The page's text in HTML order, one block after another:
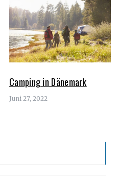
Camping in Dänemark
Juni 27, 2022